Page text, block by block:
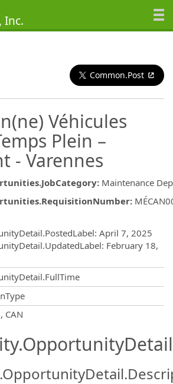
Common.Post
Véhicules
Plein –
- Varennes
: Maintenance
:
: April 7, 2025
: February 18,
CAN